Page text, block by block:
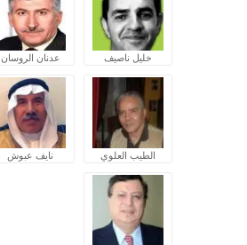
خليل ناصيف عدنان الروسان
الطيب العلوي نايف عبوش